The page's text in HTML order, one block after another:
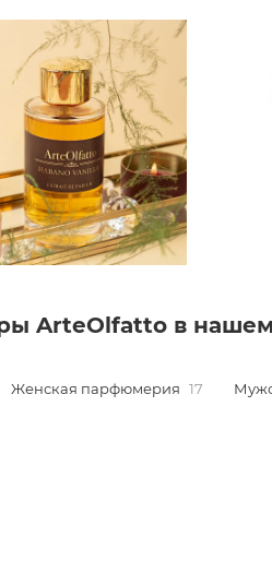
ArteOlfatto в
Женская парфюмерия 17